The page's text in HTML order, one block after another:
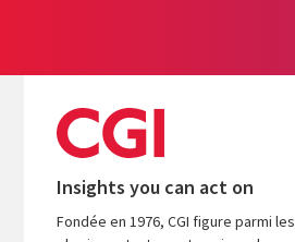
Insights you can act on
Fondée en 1976, CGI figure parmi les